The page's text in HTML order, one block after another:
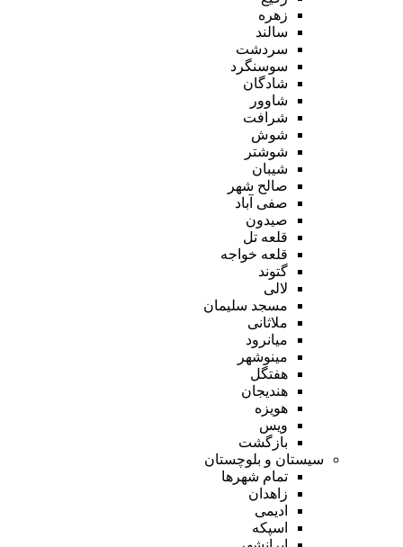
زهره
سالند
سردشت
سوسنگرد
شادگان
شاوور
شرافت
شوش
شوشتر
شیبان
صالح شهر
صفی آباد
صیدون
قلعه تل
قلعه خواجه
گتوند
لالی
مسجد سلیمان
ملاثانی
میانرود
مینوشهر
هفتگل
هندیجان
هویزه
ویس
بازگشت
سیستان و بلوچستان
تمام شهر‌ها
زاهدان
ادیمی
اسپکه